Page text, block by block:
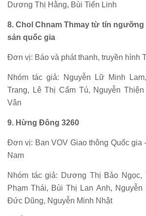
Dương Thị Hằng, Bùi Tiến Linh
8. Chol Chnam Thmay từ tín
sản quốc gia
Đơn vị: Báo và phát thanh, truyền hình
Nhóm tác giả: Nguyễn Lữ Minh
Trang, Lê Thị Cẩm Tú, Nguyễn
Vân
9. Hừng Đông 3260
Đơn vị: Ban VOV Giao thông Quốc gia
Nam
Nhóm tác giả: Dương Thị Bảo Ngọc,
Phạm Thái, Bùi Thị Lan Anh, Nguyễn
Đức Dũng, Nguyễn Minh Nhật